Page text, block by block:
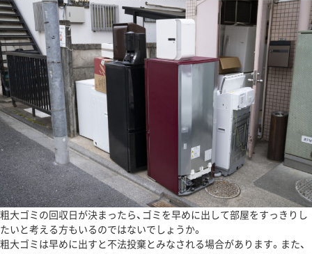
粗大ゴミの回収日が決まったら、ゴミを早めに出して部屋をすっきりし
たいと考える方もいるのではないでしょうか。
粗大ゴミは早めに出すと不法投棄とみなされる場合があります。また、